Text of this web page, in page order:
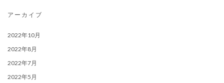
アーカイブ
2022年10月
2022年8月
2022年7月
2022年5月